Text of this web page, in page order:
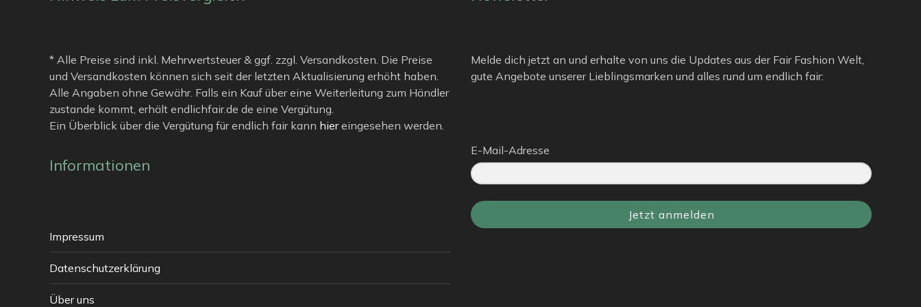
* Alle Preise sind inkl. Mehrwertsteuer & ggf. zzgl. Versandkosten. Die Preise
und Versandkosten können sich seit der letzten Aktualisierung erhöht haben.
Alle Angaben ohne Gewähr. Falls ein Kauf über eine Weiterleitung zum Händler
zustande kommt, erhält endlichfair.de de eine Vergütung.
Ein Überblick über die Vergütung für endlich fair kann hiereingesehen werden.
Informationen
Impressum
Datenschutzerklärung
Über uns
Melde dich jetzt an und erhalte von uns die Updates aus der Fair Fashion Welt,
gute Angebote unserer Lieblingsmarken und alles rund um endlich fair:
E-Mail-Adresse
Jetzt anmelden